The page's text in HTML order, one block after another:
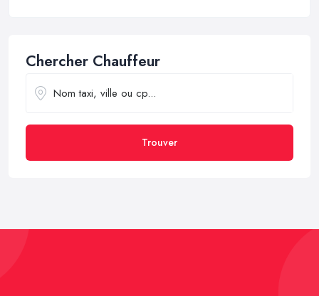
Chercher Chauffeur
Trouver